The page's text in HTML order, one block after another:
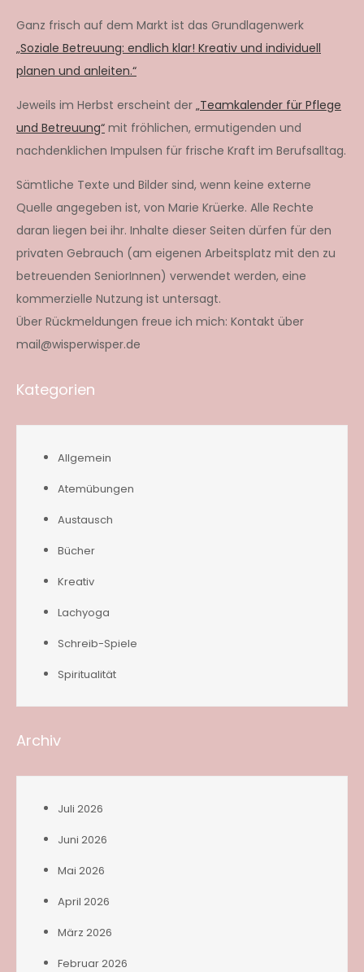
Ganz frisch auf dem Markt ist das Grundlagenwerk
„Soziale Betreuung: endlich klar! Kreativ und individuell
planen und anleiten.“
Jeweils im Herbst erscheint der „Teamkalender für Pflege
und Betreuung“ mit fröhlichen, ermutigenden und
nachdenklichen Impulsen für frische Kraft im Berufsalltag.
Sämtliche Texte und Bilder sind, wenn keine externe
Quelle angegeben ist, von Marie Krüerke. Alle Rechte
daran liegen bei ihr. Inhalte dieser Seiten dürfen für den
privaten Gebrauch (am eigenen Arbeitsplatz mit den zu
betreuenden SeniorInnen) verwendet werden, eine
kommerzielle Nutzung ist untersagt.
Über Rückmeldungen freue ich mich: Kontakt über
mail@wisperwisper.de
Kategorien
Allgemein
Atemübungen
Austausch
Bücher
Kreativ
Lachyoga
Schreib-Spiele
Spiritualität
Archiv
Juli 2026
Juni 2026
Mai 2026
April 2026
März 2026
Februar 2026